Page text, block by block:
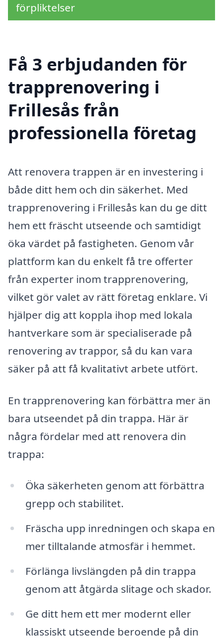
förpliktelser
Få 3 erbjudanden för
trapprenovering i
Frillesås från
professionella företag
Att renovera trappen är en investering i
både ditt hem och din säkerhet. Med
trapprenovering i Frillesås kan du ge ditt
hem ett fräscht utseende och samtidigt
öka värdet på fastigheten. Genom vår
plattform kan du enkelt få tre offerter
från experter inom trapprenovering,
vilket gör valet av rätt företag enklare. Vi
hjälper dig att koppla ihop med lokala
hantverkare som är specialiserade på
renovering av trappor, så du kan vara
säker på att få kvalitativt arbete utfört.
En trapprenovering kan förbättra mer än
bara utseendet på din trappa. Här är
några fördelar med att renovera din
trappa:
Öka säkerheten genom att förbättra
grepp och stabilitet.
Fräscha upp inredningen och skapa en
mer tilltalande atmosfär i hemmet.
Förlänga livslängden på din trappa
genom att åtgärda slitage och skador.
Ge ditt hem ett mer modernt eller
klassiskt utseende beroende på din